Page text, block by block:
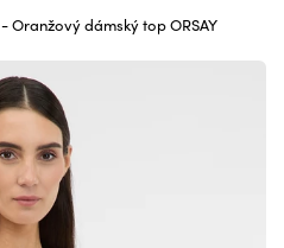
Oranžový dámský top ORSAY